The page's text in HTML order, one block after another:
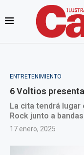
ENTRETENIMIENTO
6 Voltios
La cita tendrá lugar
Rock junto a
17 enero, 2025